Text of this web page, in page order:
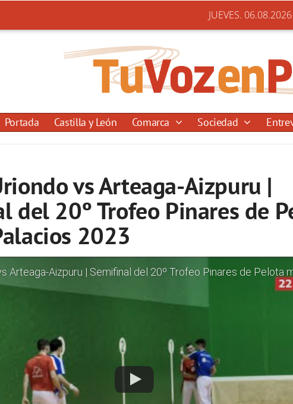
JUEVES. 06.08.2026
Portada Castilla y León Comarca Sociedad
vs Arteaga-Aizpuru |
del 20º Trofeo Pinares de
2023
Arteaga-Aizpuru | Semifinal del 20º Trofeo Pinares de Pelota